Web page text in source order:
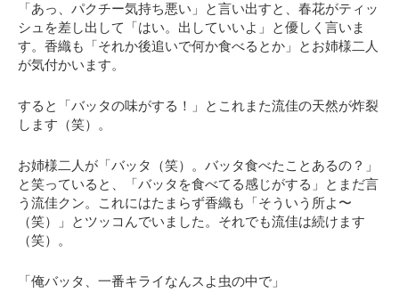
「あっ、パクチー気持ち悪い」
と言い出すと、春花がティッ
シュを差し出して「はい。出していいよ」と優しく言いま
す。香織も「それか後追いで何か食べるとか」とお姉様二人
が気付かいます。
すると 「バッタの味がする！」
とこれまた流佳の天然が炸裂
します（笑）。
お姉様二人が「バッタ（笑）。バッタ食べたことあるの？」
と笑っていると、
「バッタを食べてる感じがする」
とまだ言
う流佳クン。これにはたまらず香織も「そういう所よ〜
（笑）」とツッコんでいました。それでも流佳は続けます
（笑）。
「俺バッタ、一番キライなんスよ虫の中で」